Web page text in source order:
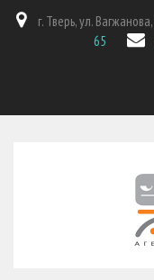
г. Тверь, ул.
65